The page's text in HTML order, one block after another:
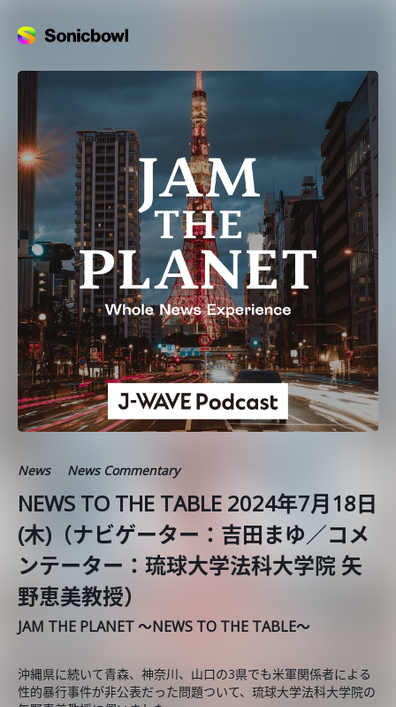
News News Commentary
NEWS TO THE TABLE 2024年7月18日
(木)（ナビゲーター：吉田まゆ／コメ
ンテーター：琉球大学法科大学院 矢
野恵美教授）
JAM THE PLANET ～NEWS TO THE TABLE～
沖縄県に続いて青森、神奈川、山口の3県でも米軍関係者による
性的暴行事件が非公表だった問題ついて、琉球大学法科大学院の